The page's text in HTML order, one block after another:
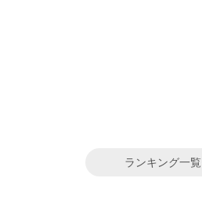
ランキング一